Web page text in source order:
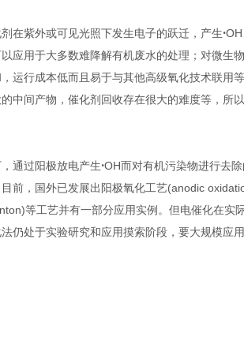
在紫外或可见光照下发生电子的跃迁，产生
应用于大多数难降解有机废水的处理；对微生
运行成本低而且易于与其他高级氧化技术联用
中间产物，催化剂回收存在很大的难度等，所
通过阳极放电产生ꞏOH而对有机污染物进行去
前，国外已发展出阳极氧化工艺(anodic
等工艺并有一部分应用实例。但电催化在实
仍处于实验研究和应用摸索阶段，要大规模应